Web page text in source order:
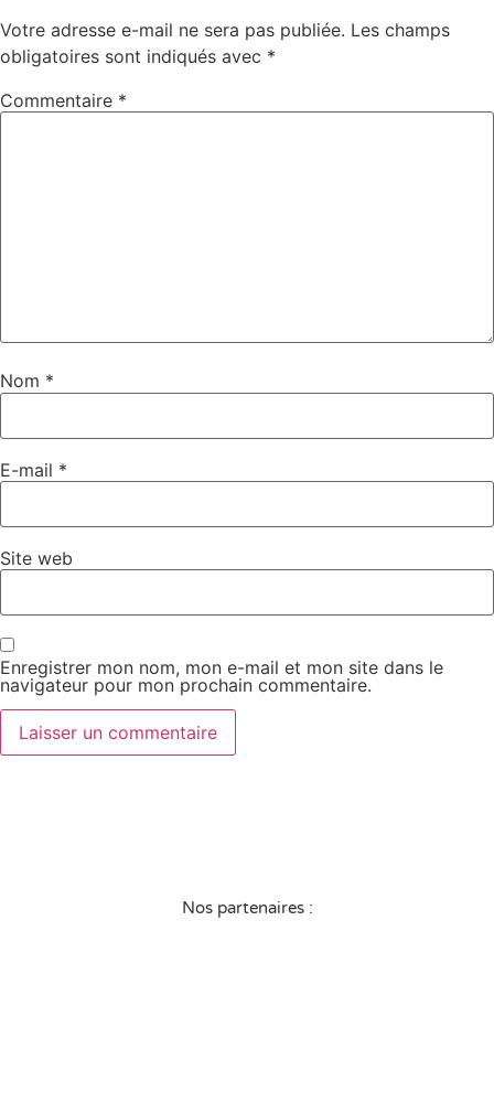
Votre adresse e-mail ne sera pas publiée. Les champs
obligatoires sont indiqués avec *
Commentaire *
Nom *
E-mail *
Site web
Enregistrer mon nom, mon e-mail et mon site dans le
navigateur pour mon prochain commentaire.
Nos partenaires :